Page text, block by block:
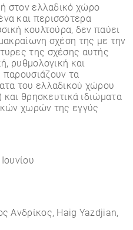
στον ελλαδικό χώρο
και περισσότερα
κουλτούρα, δεν παύει
σχέση της με την
της σχέσης αυτής
ρυθμολογική και
τα
του ελλαδικού χώρου
και θρησκευτικά ιδιώματα
χωρών της εγγύς
Ανδρίκος, Haig Yazdjian,